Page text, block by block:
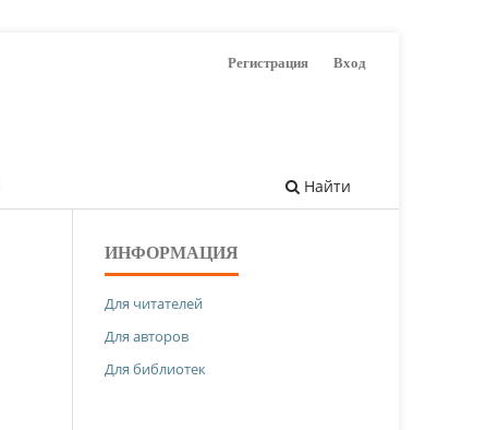
Найти
Регистрация Вход
ИНФОРМАЦИЯ
Для читателей
Для авторов
Для библиотек